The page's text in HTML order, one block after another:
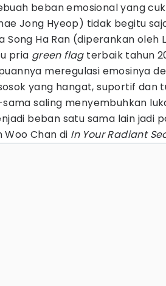
beban emosional yang
Jong Hyeop) tidak begitu
Ha Ran (diperankan oleh
pria green flagterbaik tahun
meregulasi emosinya
yang hangat, suportif dan
saling menyembuhkan
beban satu sama lain jadi
Chan di In Your Radiant